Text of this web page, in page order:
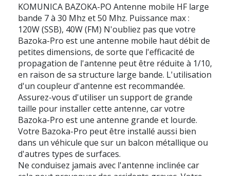
KOMUNICA BAZOKA-PO Antenne mobile HF large
bande 7 à 30 Mhz et 50 Mhz. Puissance max :
120W (SSB), 40W (FM) N'oubliez pas que votre
Bazoka-Pro est une antenne mobile haut débit de
petites dimensions, de sorte que l'efficacité de
propagation de l'antenne peut être réduite à 1/10,
en raison de sa structure large bande. L'utilisation
d'un coupleur d'antenne est recommandée.
Assurez-vous d'utiliser un support de grande
taille pour installer cette antenne, car votre
Bazoka-Pro est une antenne grande et lourde.
Votre Bazoka-Pro peut être installé aussi bien
dans un véhicule que sur un balcon métallique ou
d'autres types de surfaces.
Ne conduisez jamais avec l'antenne inclinée car